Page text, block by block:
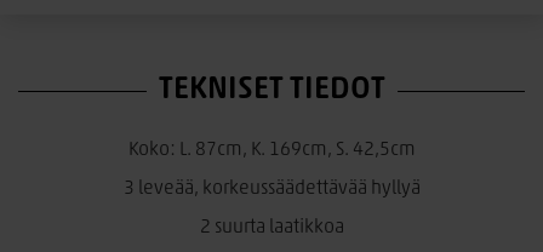
vaatteille, liinavaatteille tai muille lastenhuoneen
Tyylikäs umpiovellinen design
Kaappi sisältääkaksi umpiovea, jotka tekevät siitä selkeän ja
jolloin huoneen yleisilme pysyy järjestelmällisenä.
TEKNISET TIEDOT
Koko: L. 87cm, K. 169cm, S. 42,5cm
3 leveää, korkeussäädettävää hyllyä
2 suurta laatikkoa